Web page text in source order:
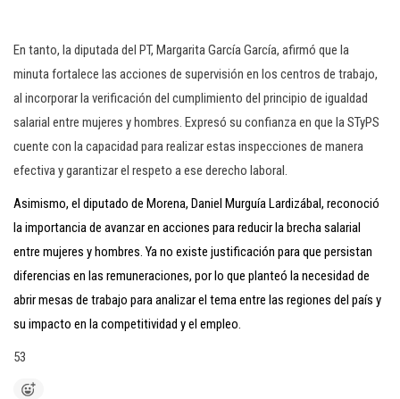
En tanto, la diputada del PT, Margarita García García, afirmó que la
minuta fortalece las acciones de supervisión en los centros de trabajo,
al incorporar la verificación del cumplimiento del principio de igualdad
salarial entre mujeres y hombres. Expresó su confianza en que la STyPS
cuente con la capacidad para realizar estas inspecciones de manera
efectiva y garantizar el respeto a ese derecho laboral.
Asimismo, el diputado de Morena, Daniel Murguía Lardizábal, reconoció
la importancia de avanzar en acciones para reducir la brecha salarial
entre mujeres y hombres. Ya no existe justificación para que persistan
diferencias en las remuneraciones, por lo que planteó la necesidad de
abrir mesas de trabajo para analizar el tema entre las regiones del país y
su impacto en la competitividad y el empleo.
53